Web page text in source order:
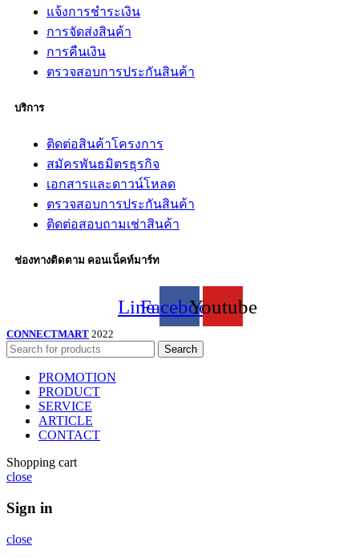
แจ้งการชำระเงิน
การจัดส่งสินค้า
การคืนเงิน
ตรวจสอบการประกันสินค้า
บริการ
ติดต่อสินค้าโครงการ
สมัครพันธมิตรธุรกิจ
เอกสารและดาวน์โหลด
ตรวจสอบการประกันสินค้า
ติดต่อสอบถามเช่าสินค้า
ช่องทางติดตาม คอนเน็คท์มาร์ท
LineFacebookYoutube
CONNECTMART 2022
Search
PROMOTION
PRODUCT
SERVICE
ARTICLE
CONTACT
Shopping cart
close
Sign in
close